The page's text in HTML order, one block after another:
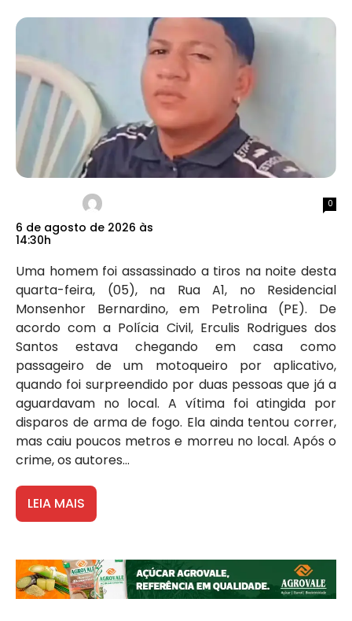
6 de agosto de 2026 às
14:30h
0
Uma homem foi assassinado a tiros na noite desta
quarta-feira, (05), na Rua A1, no Residencial
Monsenhor Bernardino, em Petrolina (PE). De
acordo com a Polícia Civil, Erculis Rodrigues dos
Santos estava chegando em casa como
passageiro de um motoqueiro por aplicativo,
quando foi surpreendido por duas pessoas que já a
aguardavam no local. A vítima foi atingida por
disparos de arma de fogo. Ela ainda tentou correr,
mas caiu poucos metros e morreu no local. Após o
crime, os autores...
LEIA MAIS